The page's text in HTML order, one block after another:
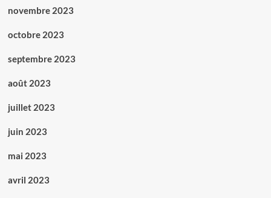
novembre 2023
octobre 2023
septembre 2023
août 2023
juillet 2023
juin 2023
mai 2023
avril 2023